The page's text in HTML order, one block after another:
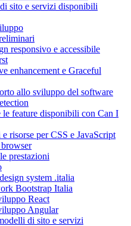
sito e servizi disponibili
responsivo e accessibile
enhancement e Graceful
allo sviluppo del software
le feature disponibili con Can I
risorse per CSS e JavaScript
prestazioni
system .italia
Bootstrap Italia
React
Angular
di sito e servizi